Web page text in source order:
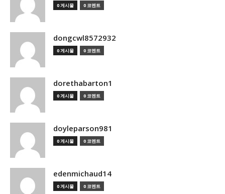
0 게시물 0 코멘트
dongcwl8572932
0 게시물 0 코멘트
dorethabarton1
0 게시물 0 코멘트
doyleparson981
0 게시물 0 코멘트
edenmichaud14
0 게시물 0 코멘트